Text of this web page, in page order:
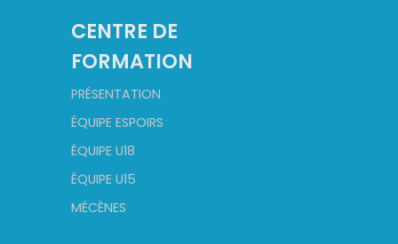
CENTRE DE
FORMATION
PRÉSENTATION
ÉQUIPE ESPOIRS
ÉQUIPE U18
ÉQUIPE U15
MÉCÈNES